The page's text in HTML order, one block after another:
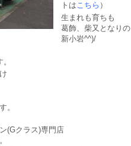
トはこちら ）
生まれも育ちも
葛飾、柴又となりの
新小岩^^)/
。
(Gクラス)専門店